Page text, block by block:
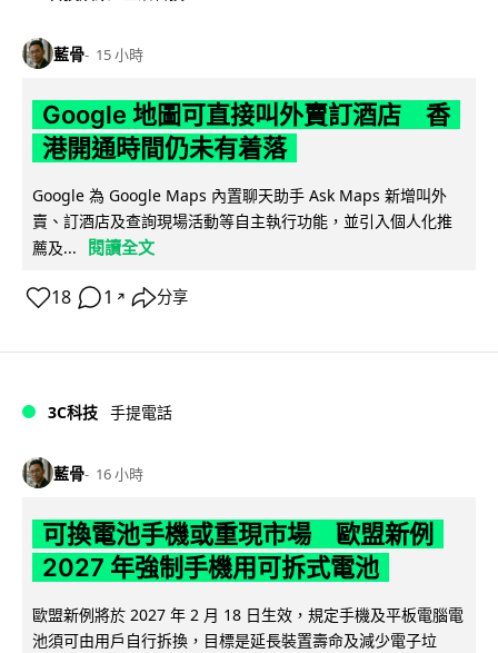
藍骨 15 小時
Google 地圖可直接叫外賣訂酒店 香
港開通時間仍未有着落
Google 為 Google Maps 內置聊天助手 Ask Maps 新增叫外
賣、訂酒店及查詢現場活動等自主執行功能，並引入個人化推
薦及...
閱讀全文
18 1 ↗ 分享
3C科技 手提電話
藍骨 16 小時
可換電池手機或重現市場 歐盟新例
2027 年強制手機用可拆式電池
歐盟新例將於 2027 年 2 月 18 日生效，規定手機及平板電腦電
池須可由用戶自行拆換，目標是延長裝置壽命及減少電子垃